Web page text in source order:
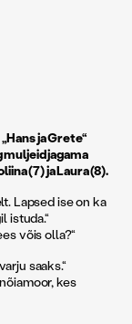
ja Grete“
jagama
(7) ja Laura (8).
Lapsed ise on ka
istuda.“
võis olla?“
saaks.“
kes